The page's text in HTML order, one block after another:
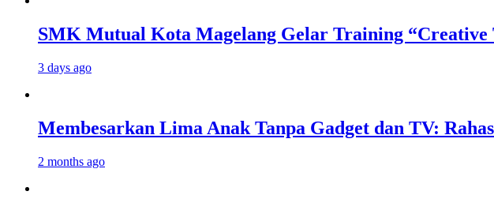
SMK Mutual Kota Magelang Gelar Training “Creative
3 days ago
Membesarkan Lima Anak Tanpa Gadget dan TV:
2 months ago